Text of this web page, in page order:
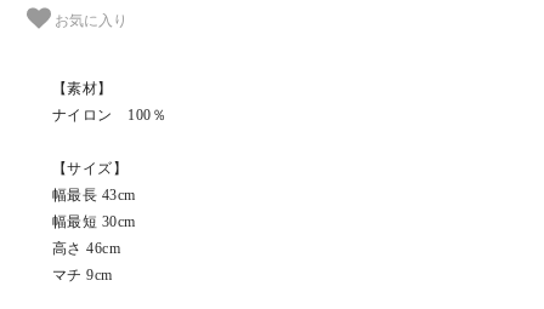
お気に入り
【素材】
ナイロン 100％
【サイズ】
幅最長 43cm
幅最短 30cm
高さ 46cm
マチ 9cm